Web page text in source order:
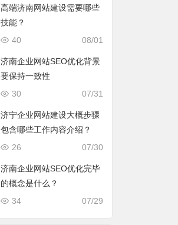
高端济南网站建设需要哪些
技能？
08/01
40
济南企业网站SEO优化背景
要保持一致性
07/31
30
济宁企业网站建设大概步骤
包含哪些工作内容介绍？
07/30
26
济南企业网站SEO优化完毕
的概念是什么？
07/29
34